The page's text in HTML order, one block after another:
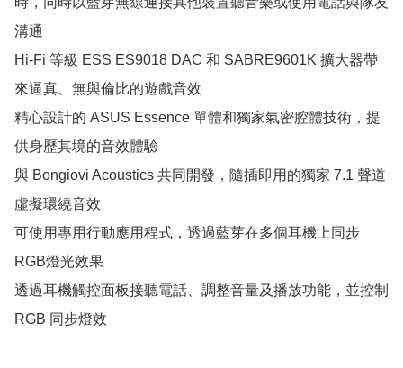
溝通
Hi-Fi 等級 ESS ES9018 DAC 和 SABRE9601K 擴大器帶
來逼真、無與倫比的遊戲音效
精心設計的 ASUS Essence 單體和獨家氣密腔體技術，提
供身歷其境的音效體驗
與 Bongiovi Acoustics 共同開發，隨插即用的獨家 7.1 聲道
虛擬環繞音效
可使用專用行動應用程式，透過藍芽在多個耳機上同步
RGB燈光效果
透過耳機觸控面板接聽電話、調整音量及播放功能，並控制
RGB 同步燈效